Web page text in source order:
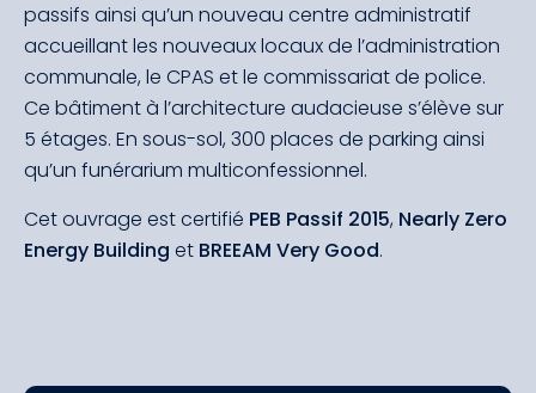
passifs ainsi qu’un nouveau centre administratif
accueillant les nouveaux locaux de l’administration
communale, le CPAS et le commissariat de police.
Ce bâtiment à l’architecture audacieuse s’élève sur
5 étages. En sous-sol, 300 places de parking ainsi
qu’un funérarium multiconfessionnel.
Cet ouvrage est certifié PEB Passif 2015, Nearly Zero
Energy Building et BREEAM Very Good.